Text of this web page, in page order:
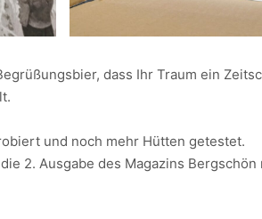
dass Ihr Traum ein
und noch mehr Hütten getestet.
2. Ausgabe des Magazins Bergschön